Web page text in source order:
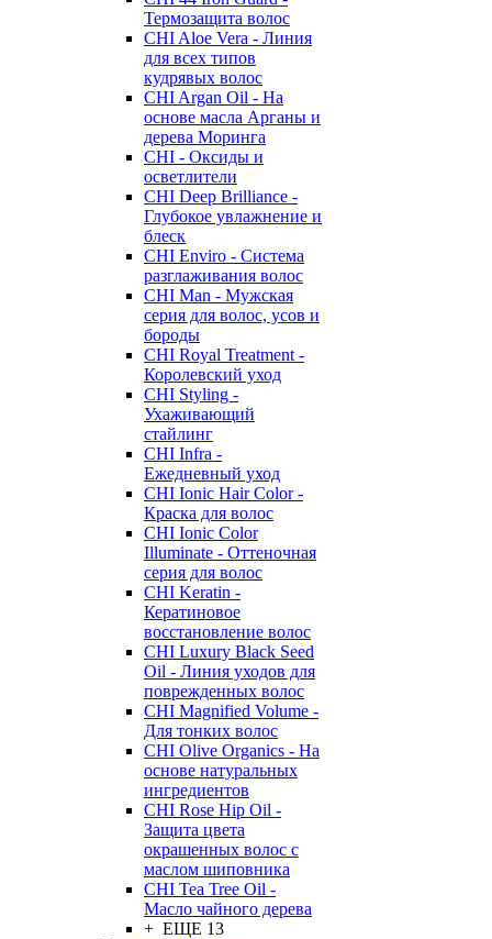
Термозащита волос
CHI Aloe Vera - Линия
для всех типов
кудрявых волос
CHI Argan Oil - На
основе масла Арганы и
дерева Моринга
CHI - Оксиды и
осветлители
CHI Deep Brilliance -
Глубокое увлажнение и
блеск
CHI Enviro - Система
разглаживания волос
CHI Man - Мужская
серия для волос, усов и
бороды
CHI Royal Treatment -
Королевский уход
CHI Styling -
Ухаживающий
стайлинг
CHI Infra -
Ежедневный уход
CHI Ionic Hair Color -
Краска для волос
CHI Ionic Color
Illuminate - Оттеночная
серия для волос
CHI Keratin -
Кератиновое
восстановление волос
CHI Luxury Black Seed
Oil - Линия уходов для
поврежденных волос
CHI Magnified Volume -
Для тонких волос
CHI Olive Organics - На
основе натуральных
ингредиентов
CHI Rose Hip Oil -
Защита цвета
окрашенных волос с
маслом шиповника
CHI Tea Tree Oil -
Масло чайного дерева
+ ЕЩЕ 13